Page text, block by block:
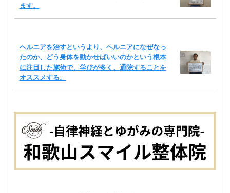
ます。
ヘルニアを治すというより、ヘルニアになぜなっ
たのか、どう身体を動かせばいいのかという根本
に注目した施術で、学びが多く、通院することを
オススメする。